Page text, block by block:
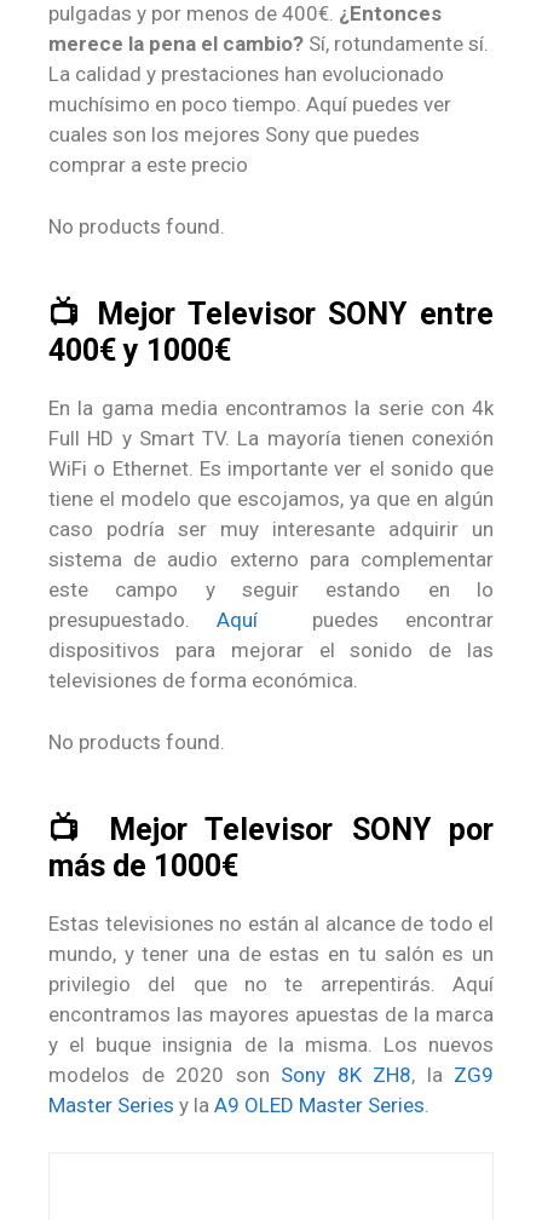
pulgadas y por menos de 400€. ¿Entonces
merece la pena el cambio? Sí, rotundamente sí.
La calidad y prestaciones han evolucionado
muchísimo en poco tiempo. Aquí puedes ver
cuales son los mejores Sony que puedes
comprar a este precio
No products found.
📺 Mejor Televisor SONY entre
400€ y 1000€
En la gama media encontramos la serie con 4k
Full HD y Smart TV. La mayoría tienen conexión
WiFi o Ethernet. Es importante ver el sonido que
tiene el modelo que escojamos, ya que en algún
caso podría ser muy interesante adquirir un
sistema de audio externo para complementar
este campo y seguir estando en lo
presupuestado.Aquí
puedes encontrar
dispositivos para mejorar el sonido de las
televisiones de forma económica.
No products found.
📺 Mejor Televisor SONY por
más de 1000€
Estas televisiones no están al alcance de todo el
mundo, y tener una de estas en tu salón es un
privilegio del que no te arrepentirás. Aquí
encontramos las mayores apuestas de la marca
y el buque insignia de la misma. Los nuevos
modelos de 2020 son Sony 8K ZH8, la ZG9
Master Series y la A9 OLED Master Series.